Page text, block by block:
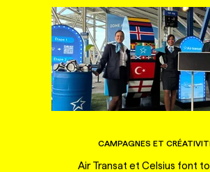
CAMPAGNES ET
Air Transat et Celsius font